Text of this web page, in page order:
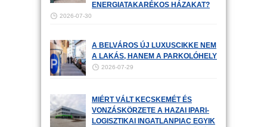
ENERGIATAKARÉKOS HÁZAKAT?
2026-07-30
A BELVÁROS ÚJ LUXUSCIKKE NEM
A LAKÁS, HANEM A PARKOLÓHELY
2026-07-29
MIÉRT VÁLT KECSKEMÉT ÉS
VONZÁSKÖRZETE A HAZAI IPARI-
LOGISZTIKAI INGATLANPIAC EGYIK